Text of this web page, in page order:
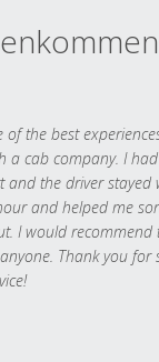
of the best
a cab company. I
and the driver stayed
and helped me
I would recommend
Thank you for